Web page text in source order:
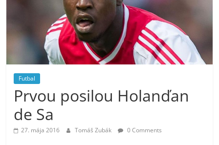
Futbal
Prvou posilou Holanďan
de Sa
27. mája 2016 Tomáš Zubák 0 Comments